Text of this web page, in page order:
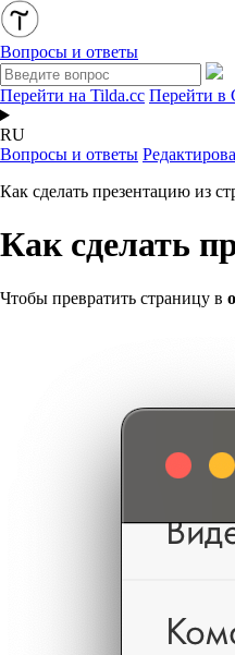
Вопросы и ответы
Перейти на Tilda.cc Перейти в
RU
Вопросы и ответы
Как сделать презентацию из
Как сделать
Чтобы превратить страницу в